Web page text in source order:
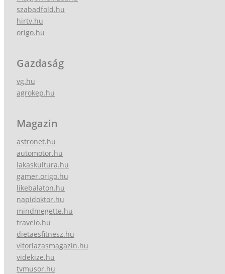
szabadfold.hu
hirtv.hu
origo.hu
Gazdaság
vg.hu
agrokep.hu
Magazin
astronet.hu
automotor.hu
lakaskultura.hu
gamer.origo.hu
likebalaton.hu
napidoktor.hu
mindmegette.hu
travelo.hu
dietaesfitnesz.hu
vitorlazasmagazin.hu
videkize.hu
tvmusor.hu